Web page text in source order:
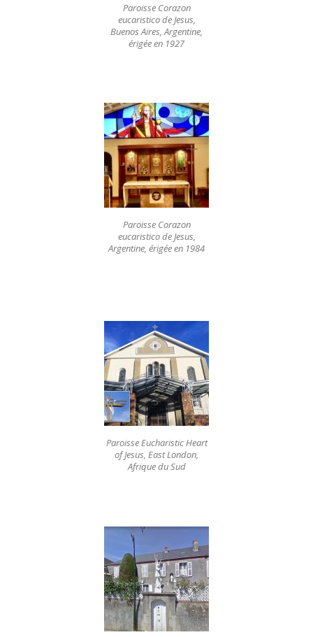
Paroisse Corazon
eucaristico de Jesus,
Buenos Aires, Argentine,
érigée en 1927
Paroisse Corazon
eucaristico de Jesus,
Argentine, érigée en 1984
Paroisse Eucharistic Heart
of Jesus, East London,
Afrique du Sud